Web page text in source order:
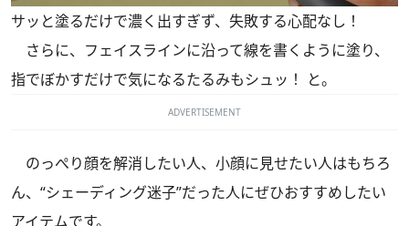
サッと塗るだけで濃く出すぎず、失敗する心配なし！
さらに、フェイスラインに沿って線を書くように塗り、
指でぼかすだけで気になるたるみもシュッ！ と。
ADVERTISEMENT
のっぺり顔を解消したい人、小顔に見せたい人はもちろ
ん、“シェーディング迷子”だった人にぜひおすすめしたい
アイテムです。